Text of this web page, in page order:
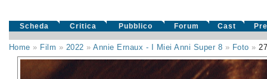
Scheda Critica Pubblico Forum Cast
Home » Film » 2022 »Annie Ernaux - I Miei Anni Super 8 » Foto »